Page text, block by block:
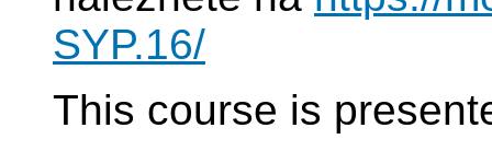
SYP.16/
This course is